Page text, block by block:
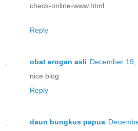
check-online-www.html
Reply
obat erogan asli December 19,
nice blog
Reply
daun bungkus papua